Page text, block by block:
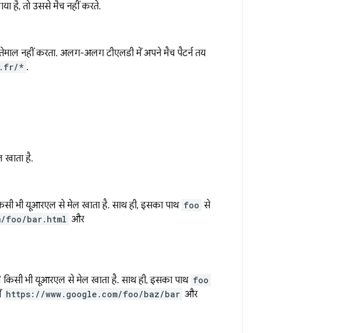
है, तो उससे मैच नहीं करते.
नहीं करता. अलग-अलग टीएलडी में अपने मैच पैटर्न तय
* .
है.
भी यूआरएल से मेल खाता है. साथ ही, इसका पाथ foo से
foo/bar.html और
भी यूआरएल से मेल खाता है. साथ ही, इसका पाथ foo
https://www.google.com/foo/baz/bar और